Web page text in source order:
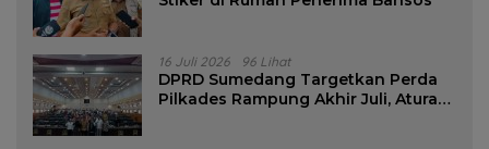
16 Juli 2026 96 Lihat
DPRD Sumedang Targetkan Perda
Pilkades Rampung Akhir Juli, Aturan